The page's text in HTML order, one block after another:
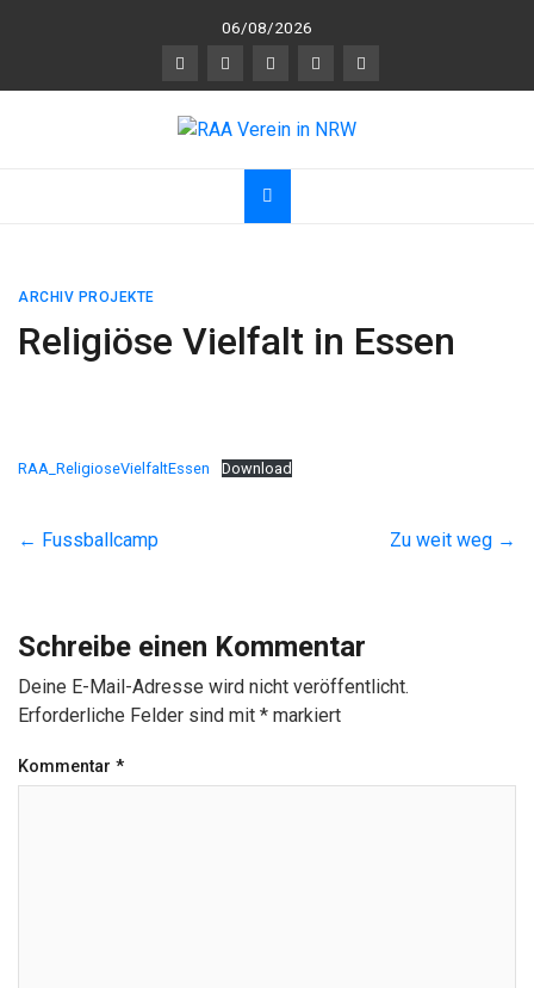
06/08/2026
RAA Verein in NRW
nerkennung und
ARCHIV PROJEKTE
Religiöse Vielfalt in Essen
RAA_ReligioseVielfaltEssen Download
← Fussballcamp Zu weit weg →
Schreibe einen Kommentar
Deine E-Mail-Adresse wird nicht veröffentlicht.
Erforderliche Felder sind mit * markiert
Kommentar *